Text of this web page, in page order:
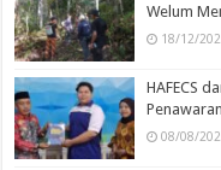
Welum
18/12/
HAFECS
08/08/